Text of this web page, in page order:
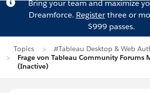
Bring your team and maximize
Dreamforce. Registerthree or
$999 passes.
Topics
#Tableau Desktop & Web
Frage von Tableau Community Forums
(Inactive)